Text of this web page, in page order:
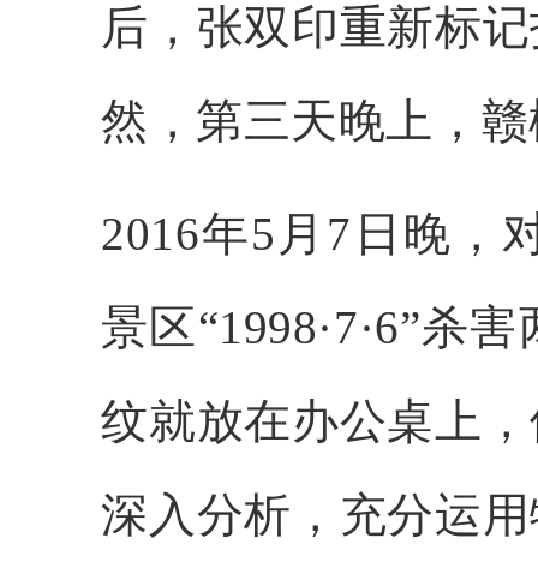
后，张双印重新标
然，第三天晚上，
2016年5月7日晚，
景区“1998·7·6”杀
纹就放在办公桌上
深入分析，充分运